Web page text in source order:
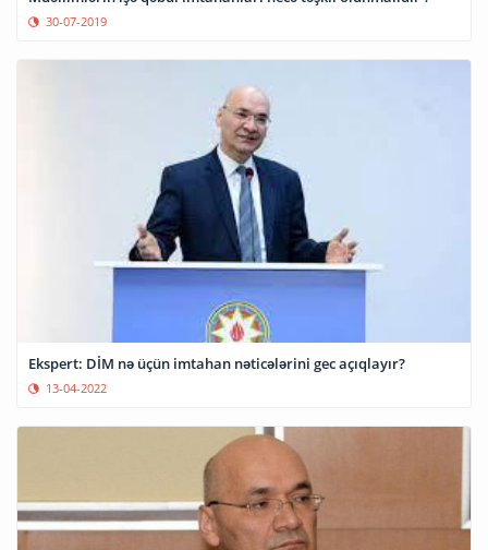
30-07-2019
Ekspert: DİM nə üçün imtahan nəticələrini gec açıqlayır?
13-04-2022